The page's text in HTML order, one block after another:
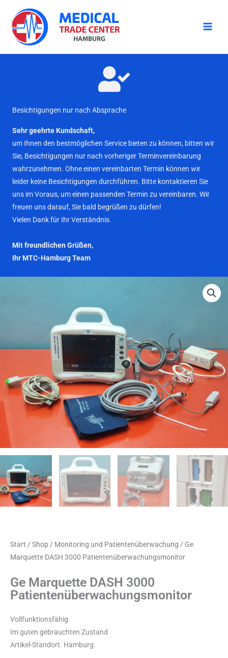
Inhalt
springen
Besichtigungen nur nach Absprache
Sehr geehrte Kundschaft,
um Ihnen den bestmöglichen Service bieten zu können, bitten wir
Sie, Besichtigungen nur nach vorheriger Terminvereinbarung
wahrzunehmen. Ohne einen vereinbarten Termin können wir
leider keine Besichtigungen durchführen. Bitte kontaktieren Sie
uns im Voraus, um einen passenden Termin zu vereinbaren. Wir
freuen uns darauf, Sie bald begrüßen zu dürfen!
Vielen Dank für Ihr Verständnis.
Mit freundlichen Grüßen,
Ihr MTC-Hamburg Team
Start / Shop / Monitoring und Patientenüberwachung / Ge
Marquette DASH 3000 Patientenüberwachungsmonitor
Ge Marquette DASH 3000
Patientenüberwachungsmonitor
Vollfunktionsfähig
Im guten gebrauchten Zustand
Artikel-Standort. Hamburg